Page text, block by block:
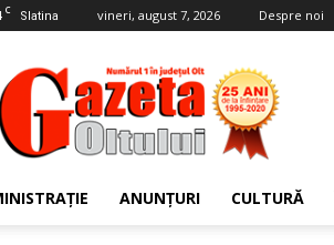
C Slatina vineri, august 7, 2026 Despre noi
Gazeta
Oltului
ANUNȚURI CULTURĂ